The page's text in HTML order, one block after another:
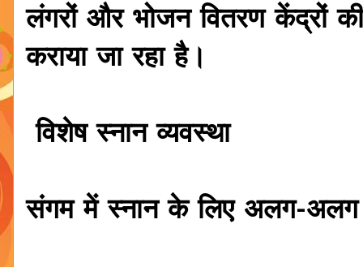
लंगरों और भोजन वितरण केंद्रों
कराया जा रहा है।
विशेष स्नान व्यवस्था
संगम में स्नान के लिए अलग-अलग